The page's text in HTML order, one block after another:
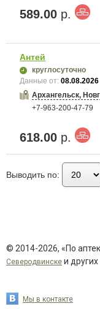
589.00 р.
Антей
круглосуточно
Данные от:08.08.2026
Архангельск,
+7-963-200-47-79
618.00 р.
Выводить по:
© 2014-2026, «По
Северодвинске и
Мы в контакте